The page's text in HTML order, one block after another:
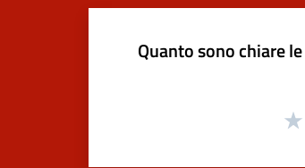
Quanto sono chiare